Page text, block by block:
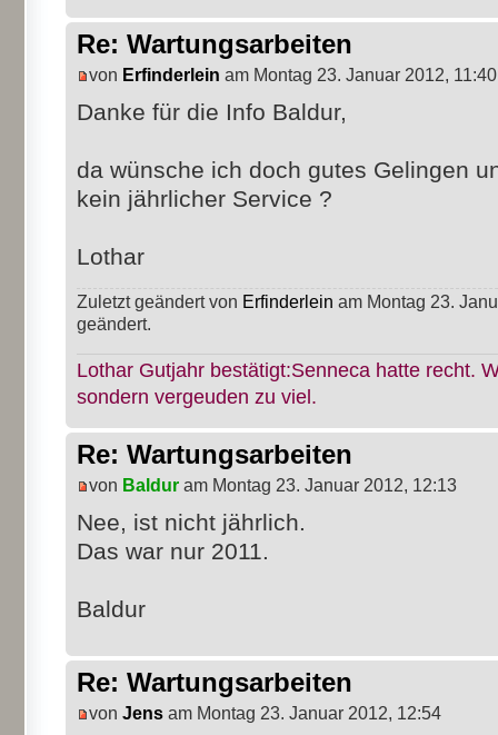
Re: Wartungsarbeiten
von Erfinderlein am Montag 23. Januar 2012, 11:40
Danke für die Info Baldur,
da wünsche ich doch gutes Gelingen
kein jährlicher Service ?
Lothar
Zuletzt geändert von Erfinderlein am Montag 23.
geändert.
Lothar Gutjahr bestätigt:Senneca hatte recht.
sondern vergeuden zu viel.
Re: Wartungsarbeiten
von Baldur am Montag 23. Januar 2012, 12:13
Nee, ist nicht jährlich.
Das war nur 2011.
Baldur
Re: Wartungsarbeiten
von Jens am Montag 23. Januar 2012, 12:54